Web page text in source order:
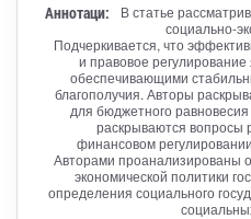
Аннотаци:
В статье
социально-
Подчеркивается, что
и правовое
обеспечивающими
благополучия. Авторы
для бюджетного равновесия
раскрываются вопросы
финансовом
Авторами проанализированы
экономической политики
определения социального